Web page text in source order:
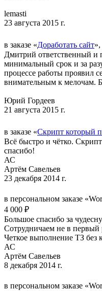
lemasti
23 августа 2015 г.
в заказе «Доработать сайт
Дмитрий ответственный и
минимальный срок и за
процессе работы проявил
внимательным к мелочам.
Юрий Гордеев
21 августа 2015 г.
в заказе «Скрипт который
Всё быстро и чётко.
спасибо!
АС
Артём Савельев
23 декабря 2014 г.
в персональном заказе
4 000 ₽
Большое спасибо за
Сотрудничаем не в первый
Четкое выполнение ТЗ без
АС
Артём Савельев
8 декабря 2014 г.
в персональном заказе